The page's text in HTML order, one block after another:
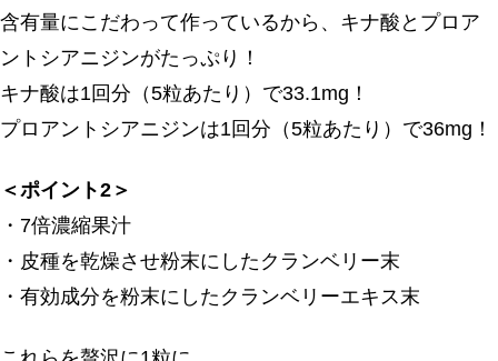
含有量にこだわって作っているから、キナ酸とプロア
ントシアニジンがたっぷり！
キナ酸は1回分（5粒あたり）で33.1mg！
プロアントシアニジンは1回分（5粒あたり）で36mg！
＜ポイント2＞
・7倍濃縮果汁
・皮種を乾燥させ粉末にしたクランベリー末
・有効成分を粉末にしたクランベリーエキス末